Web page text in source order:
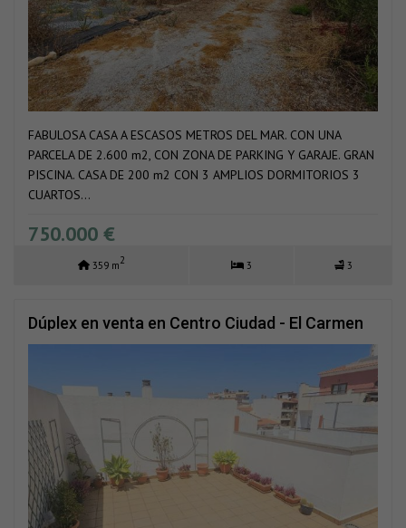
FABULOSA CASA A ESCASOS METROS DEL MAR. CON UNA
PARCELA DE 2.600 m2, CON ZONA DE PARKING Y GARAJE. GRAN
PISCINA. CASA DE 200 m2 CON 3 AMPLIOS DORMITORIOS 3
CUARTOS...
750.000 €
359 m2 3 3
Dúplex en venta en Centro Ciudad - El Carmen
(Vélez-Málaga)